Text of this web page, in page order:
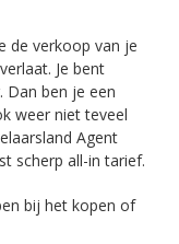
de verkoop van je
Je bent
Dan ben je een
weer niet teveel
Agent
scherp all-in tarief.
bij het kopen of